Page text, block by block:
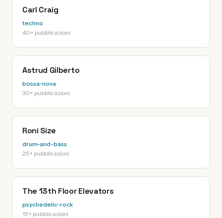
Carl Craig
techno
40+ pubblicazioni
Astrud Gilberto
bossa-nova
30+ pubblicazioni
Roni Size
drum-and-bass
25+ pubblicazioni
The 13th Floor Elevators
psychedelic-rock
15+ pubblicazioni